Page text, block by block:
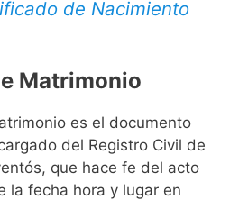
de Nacimiento
Matrimonio
es el documento
del Registro Civil de
que hace fe del acto
la fecha hora y lugar en